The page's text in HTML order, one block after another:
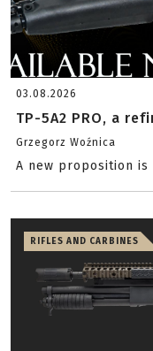
03.08.2026
TP-5A2 PRO, a
Grzegorz Woźnica
A new proposition
RIFLES AND CARBINES